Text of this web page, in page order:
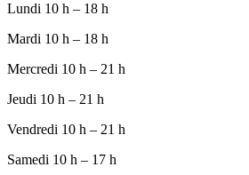
Lundi 10 h – 18 h
Mardi 10 h – 18 h
Mercredi 10 h – 21 h
Jeudi 10 h – 21 h
Vendredi 10 h – 21 h
Samedi 10 h – 17 h